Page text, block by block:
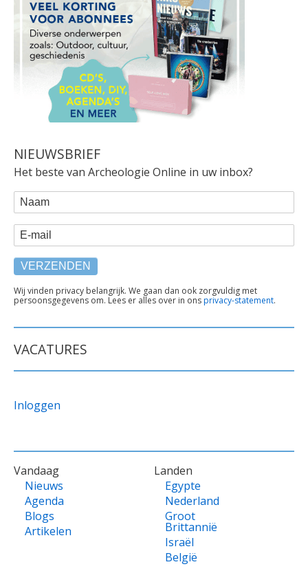
NIEUWSBRIEF
Het beste van Archeologie Online in uw inbox?
WEBFORM
Naam
E-mail
TEKST
ONDER
Wij vinden privacy belangrijk. We gaan dan ook zorgvuldig met
persoonsgegevens om. Lees er alles over in onsprivacy-statement.
VACATURES
Inloggen
VOET
Vandaag
Nieuws
Agenda
Blogs
Artikelen
Landen
Egypte
Nederland
Groot
Brittannië
Israël
België